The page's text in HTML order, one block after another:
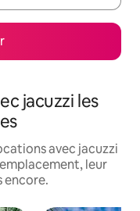
jacuzzi les
avec jacuzzi
leur
encore.